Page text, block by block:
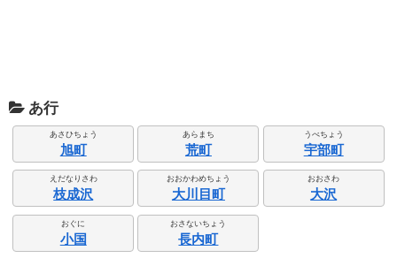
あ行
あさひちょう
旭町
あらまち
荒町
うべちょう
宇部町
えだなりさわ
枝成沢
おおかわめちょう
大川目町
おおさわ
大沢
おぐに
小国
おさないちょう
長内町